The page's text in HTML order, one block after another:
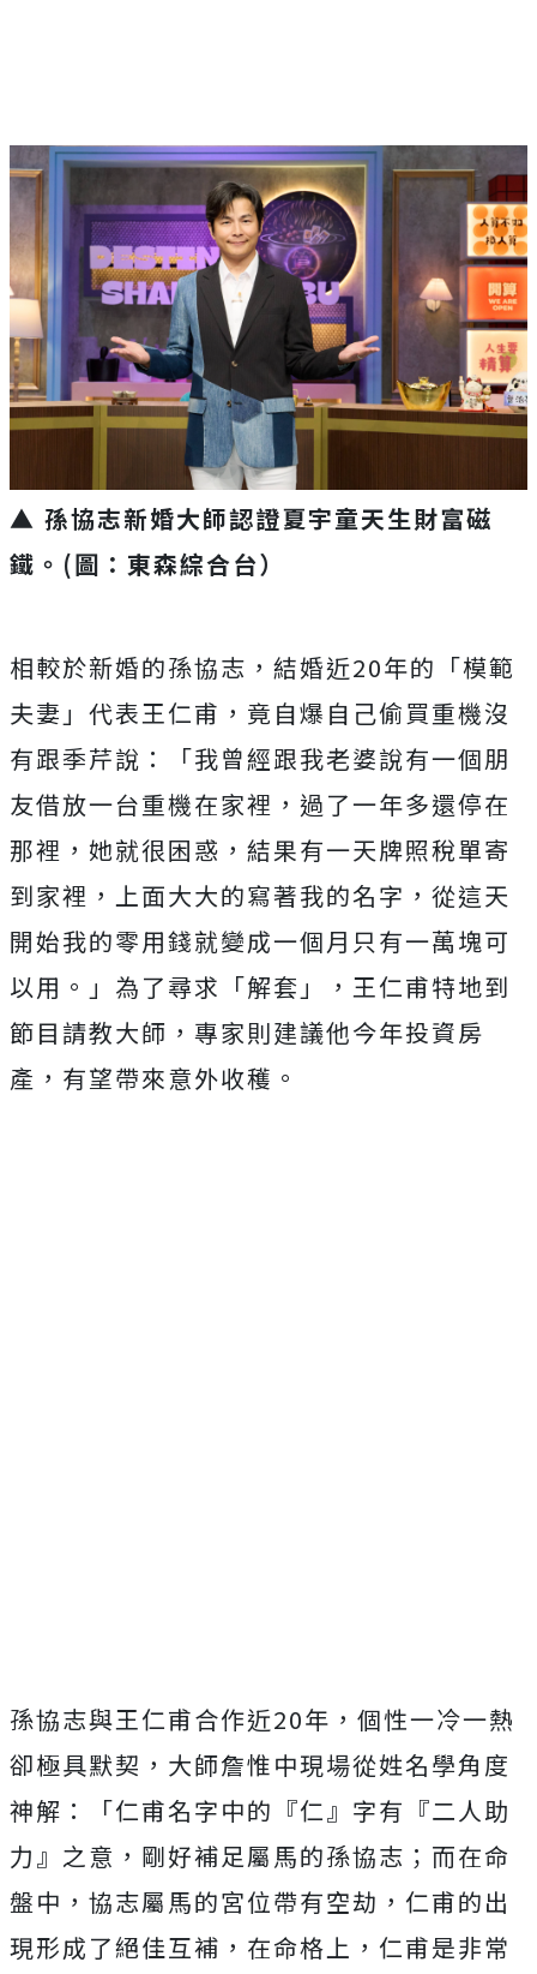
▲ 孫協志新婚大師認證夏宇童天生財富磁
鐵。(圖：東森綜合台）
相較於新婚的孫協志，結婚近20年的「模範
夫妻」代表王仁甫， 竟自爆自己偷買重機沒
有跟季芹說：「我曾經跟我老婆說有一個朋
友借放一台重機在家裡， 過了一年多還停在
那裡，她就很困惑， 結果有一天牌照稅單寄
到家裡，上面大大的寫著我的名字， 從這天
開始我的零用錢就變成一個月只有一萬塊可
以用。」 為了尋求「解套」，王仁甫特地到
節目請教大師， 專家則建議他今年投資房
產，有望帶來意外收穫。
孫協志與王仁甫合作近20年，個性一冷一熱
卻極具默契， 大師詹惟中現場從姓名學角度
神解：「仁甫名字中的『仁』字有『二人助
力』之意，剛好補足屬馬的孫協志；而在命
盤中， 協志屬馬的宮位帶有空劫，仁甫的出
現形成了絕佳互補，在命格上， 仁甫是非常